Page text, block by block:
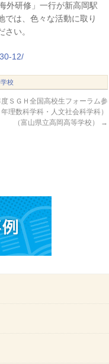
外研修」一行が新高岡駅
では、色々な活動に取り
い。
12/
校
ＳＧＨ全国高校生フォーラム参
理数科学科・人文社会科学科）
（富山県立高岡高等学校）
→